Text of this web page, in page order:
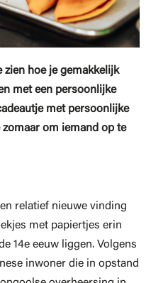
zien hoe je gemakkelijk
met een persoonlijke
met persoonlijke
om iemand op te
relatief nieuwe vinding
met papiertjes erin
14e eeuw liggen. Volgens
inwoner die in opstand